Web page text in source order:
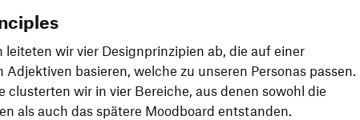
leiteten wir vier Designprinzipien ab, die auf einer
Adjektiven basieren, welche zu unseren Personas passen.
clusterten wir in vier Bereiche, aus denen sowohl die
als auch das spätere Moodboard entstanden.